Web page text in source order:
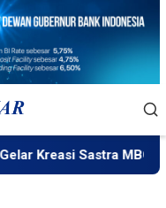
Sastra MBG